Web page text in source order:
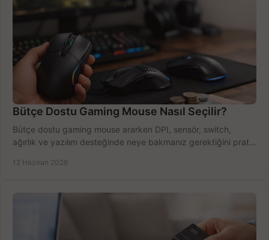
Bütçe Dostu Gaming Mouse Nasıl Seçilir?
Bütçe dostu gaming mouse ararken DPI, sensör, switch,
ağırlık ve yazılım desteğinde neye bakmanız gerektiğini pratik
12 Haziran 2026